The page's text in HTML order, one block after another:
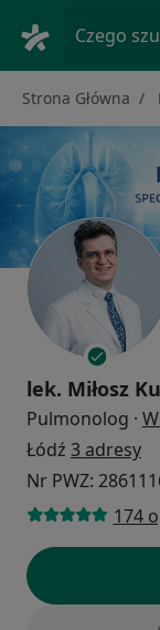
Czego
Strona Główna
lek. Miłosz
Pulmonolog ·
Łódź 3 adresy
Nr PWZ:
174